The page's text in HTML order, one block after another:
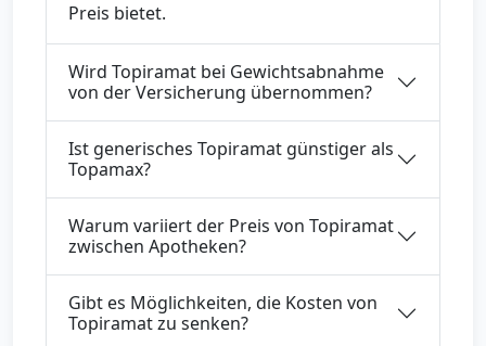
Preis bietet.
Wird Topiramat bei Gewichtsabnahme
von der Versicherung übernommen?
Ist generisches Topiramat günstiger als
Topamax?
Warum variiert der Preis von Topiramat
zwischen Apotheken?
Gibt es Möglichkeiten, die Kosten von
Topiramat zu senken?